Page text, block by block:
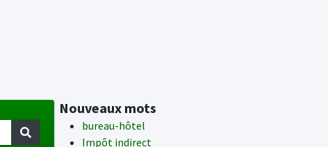
Nouveaux mots
bureau-hôtel
Impôt indirect